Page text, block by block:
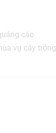
cáo
vụ cây trồng